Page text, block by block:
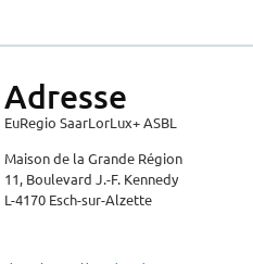
Adresse
EuRegio SaarLorLux+ ASBL
Maison de la Grande Région
11, Boulevard J.-F. Kennedy
L-4170 Esch-sur-Alzette